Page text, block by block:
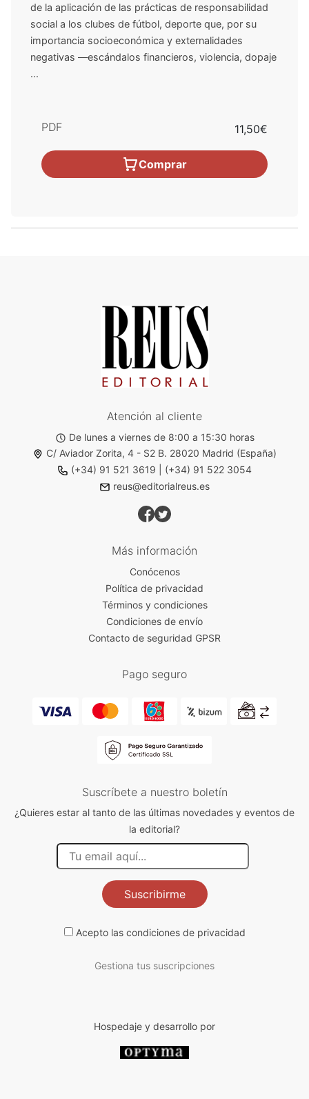
de la aplicación de las prácticas de responsabilidad
social a los clubes de fútbol, deporte que, por su
importancia socioeconómica y externalidades
negativas —escándalos financieros, violencia, dopaje
...
PDF 11,50€
Comprar
Atención al cliente
De lunes a viernes de 8:00 a 15:30 horas
C/ Aviador Zorita, 4 - S2 B. 28020 Madrid (España)
(+34) 91 521 3619
(+34) 91 522 3054
reus@editorialreus.es
Más información
Conócenos
Política de privacidad
Términos y condiciones
Condiciones de envío
Contacto de seguridad GPSR
Pago seguro
Suscríbete a nuestro boletín
¿Quieres estar al tanto de las últimas novedades y eventos de
la editorial?
Suscribirme
Acepto las condiciones de privacidad
Gestiona tus suscripciones
Hospedaje y desarrollo por